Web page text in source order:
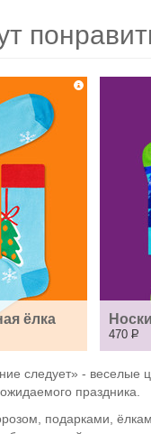
ёлка
470 Р
следует» - веселые
праздника.
подарками,